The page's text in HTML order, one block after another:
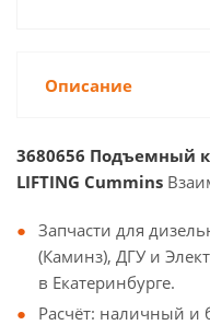
Описание
3680656 Подъемный
LIFTING Cummins
Запчасти для
(Каминз), ДГУ и
в Екатеринбурге.
Расчёт: наличный и